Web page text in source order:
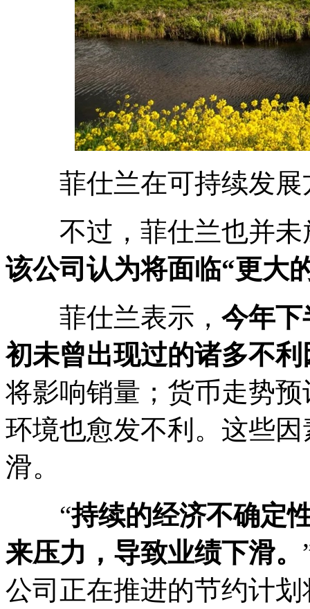
菲仕兰在可持续发展
不过，菲仕兰也并未
该公司认为将面临“更大
菲仕兰表示， 今年下
初未曾出现过的诸多不利
将影响销量；货币走势
环境也愈发不利。这些
滑。
“持续的经济不确定
来压力，导致业绩下滑。
公司正在推进的节约计